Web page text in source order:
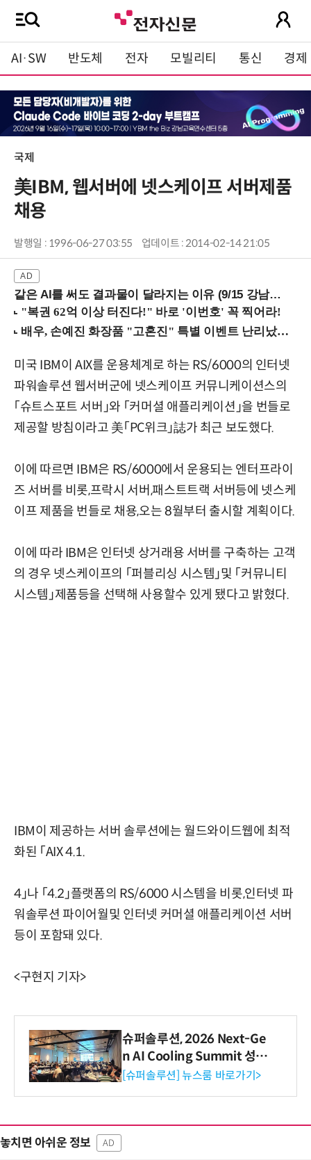
AI·SW 반도체 전자 모빌리티 통신 경제
국제
美IBM, 웹서버에 넷스케이프 서버제품
채용
발행일 : 1996-06-27 03:55 업데이트 : 2014-02-14 21:05
같은 AI를 써도 결과물이 달라지는 이유 (9/15 강남역)
미국 IBM이 AIX를 운용체계로 하는 RS/6000의 인터넷
파워솔루션 웹서버군에 넷스케이프 커뮤니케이션스의
「슈트스포트 서버」와 「커머셜 애플리케이션」을 번들로
제공할 방침이라고 美「PC위크」誌가 최근 보도했다.
이에 따르면 IBM은 RS/6000에서 운용되는 엔터프라이
즈 서버를 비롯,프락시 서버,패스트트랙 서버등에 넷스케
이프 제품을 번들로 채용,오는 8월부터 출시할 계획이다.
이에 따라 IBM은 인터넷 상거래용 서버를 구축하는 고객
의 경우 넷스케이프의 「퍼블리싱 시스템」및 「커뮤니티
시스템」제품등을 선택해 사용할수 있게 됐다고 밝혔다.
IBM이 제공하는 서버 솔루션에는 월드와이드웹에 최적
화된 「AIX 4.1.
4」나 「4.2」플랫폼의 RS/6000 시스템을 비롯,인터넷 파
워솔루션 파이어월및 인터넷 커머셜 애플리케이션 서버
등이 포함돼 있다.
<구현지 기자>
슈퍼솔루션, 2026 Next-Ge
n AI Cooling Summit 성황
리 성료
[슈퍼솔루션] 뉴스룸 바로가기>
놓치면 아쉬운 정보 AD